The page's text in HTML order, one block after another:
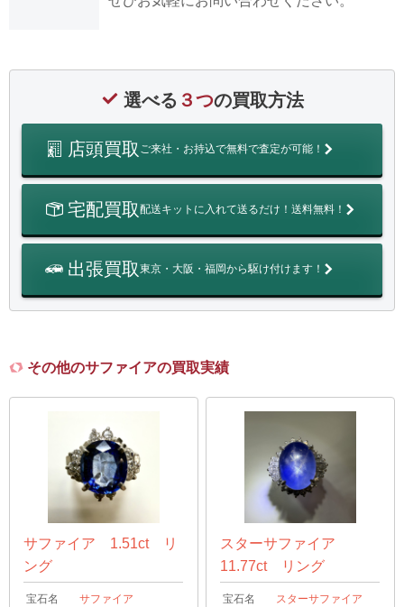
選べる ３つの買取方法
店頭買取 ご来社・お持込で無料で査定が可能！
宅配買取配送キットに入れて送るだけ！送料無料！
出張買取東京・大阪・福岡から駆け付けます！
その他のサファイアの買取実績
サファイア 1.51ct リ
ング
宝石名 サファイア
スターサファイア
11.77ct リング
宝石名 スターサファイア